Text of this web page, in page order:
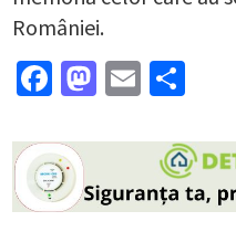
României.
Facebook
Mastodon
Email